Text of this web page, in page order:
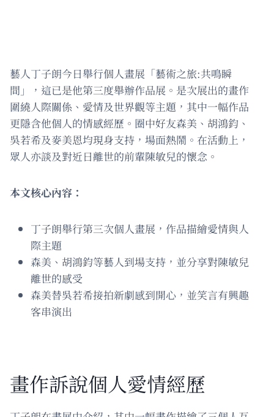
藝人丁子朗今日舉行個人畫展「藝術之旅:共鳴瞬
間」，這已是他第三度舉辦作品展。是次展出的畫作
圍繞人際關係、愛情及世界觀等主題，其中一幅作品
更隱含他個人的情感經歷。圈中好友森美、胡鴻鈞、
吳若希及麥美恩均現身支持，場面熱鬧。在活動上，
眾人亦談及對近日離世的前輩陳敏兒的懷念。
本文核心內容：
丁子朗舉行第三次個人畫展，作品描繪愛情與人
際主題
森美、胡鴻鈞等藝人到場支持，並分享對陳敏兒
離世的感受
森美替吳若希接拍新劇感到開心，並笑言有興趣
客串演出
畫作訴說個人愛情經歷